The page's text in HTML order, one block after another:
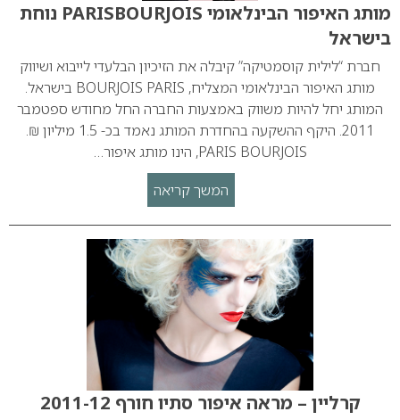
מותג האיפור הבינלאומי PARISBOURJOIS נוחת
בישראל
חברת “לילית קוסמטיקה” קיבלה את הזיכיון הבלעדי לייבוא ושיווק
מותג האיפור הבינלאומי המצליח, BOURJOIS PARIS בישראל.
המותג יחל להיות משווק באמצעות החברה החל מחודש ספטמבר
2011. היקף ההשקעה בהחדרת המותג נאמד בכ- 1.5 מיליון ₪.
PARIS BOURJOIS, הינו מותג איפור…
המשך קריאה
קרליין – מראה איפור סתיו חורף 2011-12